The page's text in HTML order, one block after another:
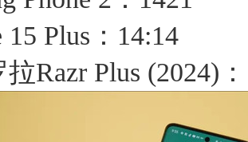
15 Plus：14:14
Razr Plus (2024)